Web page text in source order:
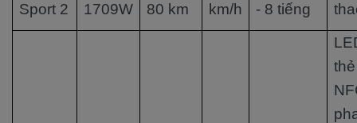
Sport 2
1709W
80 km
km/h
- 8 tiếng
thẻ